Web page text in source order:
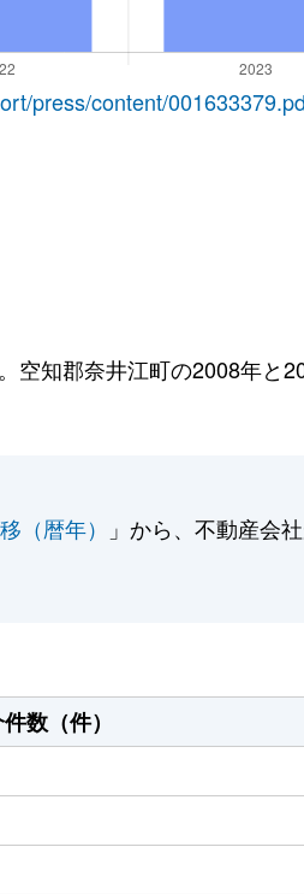
press/content/
空知郡奈井江町の2008年と
（暦年）
」から、不動産会
数（件）